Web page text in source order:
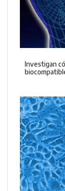
Investigan